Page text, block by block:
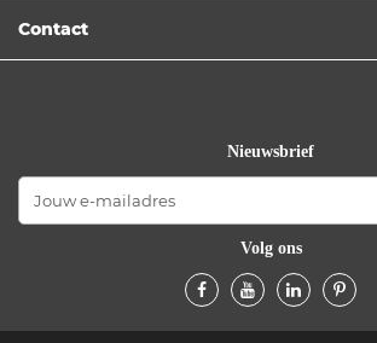
Contact
Nieuwsbrief
Volg ons